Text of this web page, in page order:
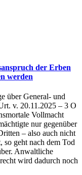
der Erben
werden
über General- und
v. 20.11.2025 – 3 O
Vollmacht
nur gegenüber
– also auch nicht
so geht nach dem Tod
Anwaltliche
wird dadurch noch